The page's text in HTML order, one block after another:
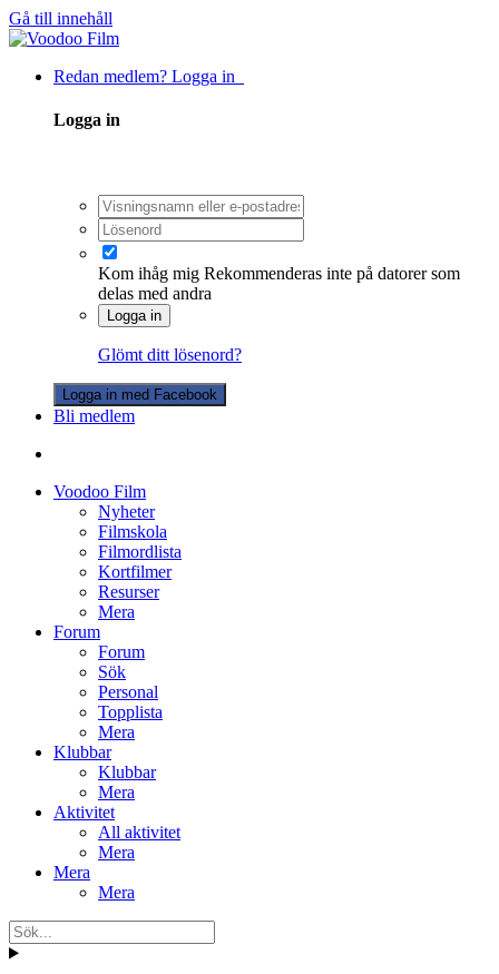
Gå till innehåll
Redan medlem? Logga in
Logga in
Kom ihåg mig Rekommenderas inte på datorer som
delas med andra
Logga in
Glömt ditt lösenord?
Logga in med Facebook
Bli medlem
Voodoo Film
Nyheter
Filmskola
Filmordlista
Kortfilmer
Resurser
Mera
Forum
Forum
Sök
Personal
Topplista
Mera
Klubbar
Klubbar
Mera
Aktivitet
All aktivitet
Mera
Mera
Mera